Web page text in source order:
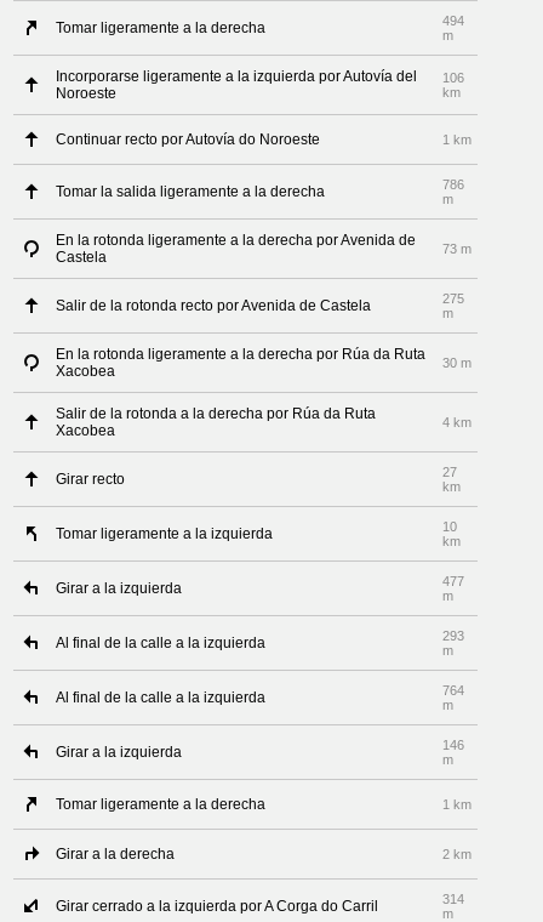
Tomar ligeramente a la derecha
494
m
Incorporarse ligeramente a la izquierda por Autovía del
Noroeste
106
km
Continuar recto por Autovía do Noroeste 1 km
Tomar la salida ligeramente a la derecha
786
m
En la rotonda ligeramente a la derecha por Avenida de
Castela
73 m
Salir de la rotonda recto por Avenida de Castela
275
m
En la rotonda ligeramente a la derecha por Rúa da Ruta
Xacobea
30 m
Salir de la rotonda a la derecha por Rúa da Ruta
Xacobea
4 km
Girar recto
27
km
Tomar ligeramente a la izquierda
10
km
Girar a la izquierda
477
m
Al final de la calle a la izquierda
293
m
Al final de la calle a la izquierda
764
m
Girar a la izquierda
146
m
Tomar ligeramente a la derecha 1 km
Girar a la derecha 2 km
Girar cerrado a la izquierda por A Corga do Carril
314
m